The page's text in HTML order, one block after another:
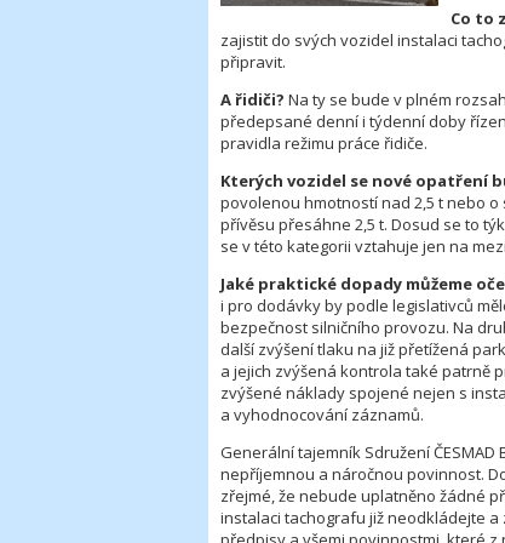
Co to
zajistit do svých vozidel instalaci
připravit.
A řidiči? Na ty se bude v plném
předepsané denní i týdenní doby
pravidla režimu práce řidiče.
Kterých vozidel se nové opatření
povolenou hmotností nad 2,5 t nebo
přívěsu přesáhne 2,5 t. Dosud se to
se v této kategorii vztahuje jen na
Jaké praktické dopady můžeme
i pro dodávky by podle legislativců
bezpečnost silničního provozu. Na
další zvýšení tlaku na již přetížená
a jejich zvýšená kontrola také patrně
zvýšené náklady spojené nejen s
a vyhodnocování záznamů.
Generální tajemník Sdružení
nepříjemnou a náročnou povinnost.
zřejmé, že nebude uplatněno žádné
instalaci tachografu již neodkládejte